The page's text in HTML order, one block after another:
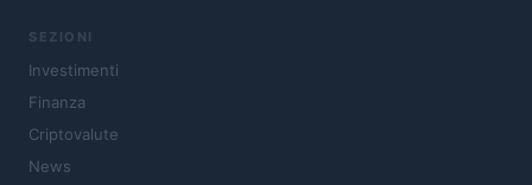
SEZIONI
Investimenti
Finanza
Criptovalute
News